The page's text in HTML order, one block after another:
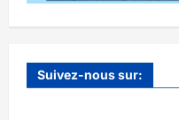
Suivez-nous sur: